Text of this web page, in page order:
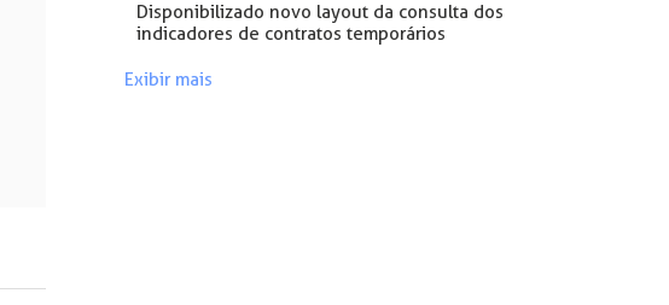
Disponibilizado novo layout da consulta dos
indicadores de contratos temporários
Exibir mais